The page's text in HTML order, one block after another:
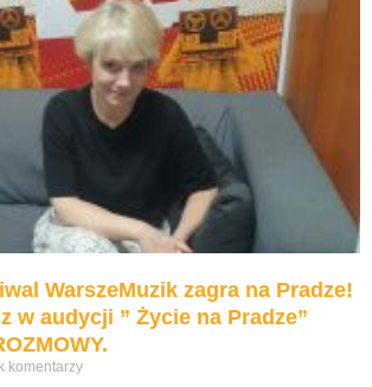
WarszeMuzik zagra na Pradze!
w audycji ” Życie na Pradze”
komentarzy